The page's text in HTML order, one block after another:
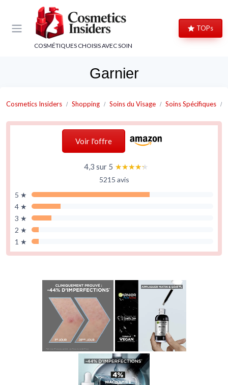
COSMÉTIQUES CHOISIS AVEC SOIN
TOPs
Garnier
Cosmetics Insiders Shopping Soins du Visage Soins Spécifiques
Voir l'offre
4,3 sur 5 ★★★★★
★★★★★
5215 avis
5 ★
4 ★
3 ★
2 ★
1 ★
Panneau de gestion des cookies